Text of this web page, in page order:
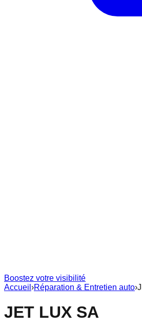
Boostez votre visibilité
Accueil ›Réparation & Entretien auto›
JET LUX SA